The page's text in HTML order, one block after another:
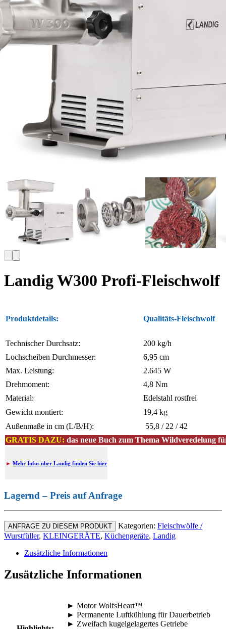
Landig W300 Profi-Fleischwolf
Produktdetails: Qualitäts-Fleischwolf
Technischer Durchsatz:
200 kg/h
Lochscheiben Durchmesser:
6,95 cm
Max. Leistung:
2.645 W
Drehmoment:
4,8 Nm
Material:
Edelstahl rostfrei
Gewicht montiert:
19,4 kg
Außenmaße in cm (L/B/H):
55,8 / 22 / 42
GRATIS DAZU: das neue Buch zum Thema Wildveredelung
► Mehr Infos über Landig finden Sie hier
Lagernd – Preis auf Anfrage
ANFRAGE ZU DIESEM PRODUKT Kategorien: Fleischwölfe /
Wurstfüller, KLEINGERÄTE, Küchengeräte, Landig
Zusätzliche Informationen
Zusätzliche Informationen
► Motor WolfsHeart™
► Permanente Luftkühlung für Dauerbetrieb
► Zweifach kugelgelagertes Getriebe